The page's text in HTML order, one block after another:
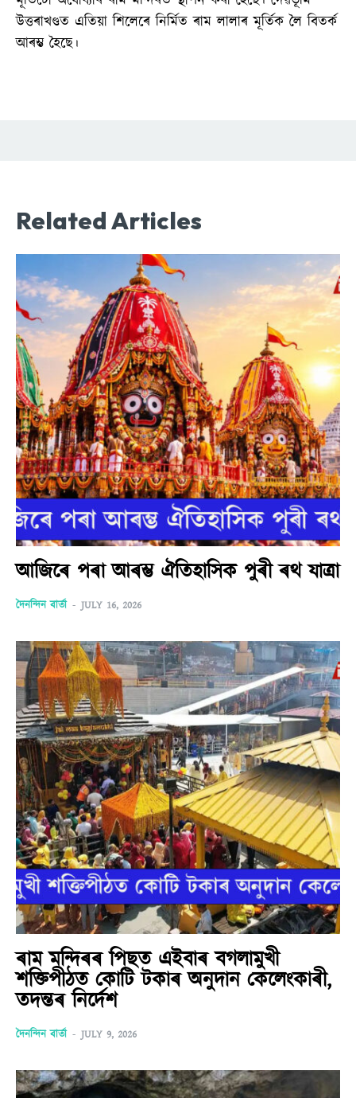
উত্তৰাখণ্ডত এতিয়া শিলেৰে নিৰ্মিত ৰাম লালাৰ মূৰ্তিক লৈ বিতৰ্ক
আৰম্ভ হৈছে।
Related Articles
আজিৰে পৰা আৰম্ভ ঐতিহাসিক পুৰী ৰথ যাত্ৰা
দৈনন্দিন বাৰ্তা - JULY 16, 2026
ৰাম মন্দিৰৰ পিছত এইবাৰ বগলামুখী
শক্তিপীঠত কোটি টকাৰ অনুদান কেলেংকাৰী,
তদন্তৰ নিৰ্দেশ
দৈনন্দিন বাৰ্তা - JULY 9, 2026